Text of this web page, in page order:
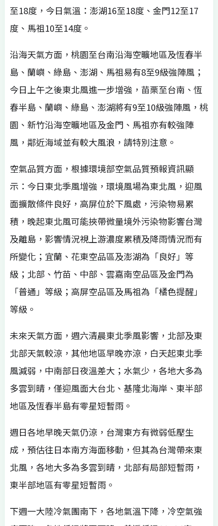
至18度，今日氣溫：澎湖16至18度、金門12至17
度、馬祖10至14度。
沿海天氣方面，桃園至台南沿海空曠地區及恆春半
島、蘭嶼、綠島、澎湖、馬祖易有8至9級強陣風；
今日上午之後東北風進一步增強，苗栗至台南、恆
春半島、蘭嶼、綠島、澎湖將有9至10級強陣風，桃
園、新竹沿海空曠地區及金門、馬祖亦有較強陣
風，鄰近海域並有較大風浪，請特別注意。
空氣品質方面，根據環境部空氣品質預報資訊顯
示：今日東北季風增強，環境風場為東北風，迎風
面擴散條件良好，高屏位於下風處，污染物易累
積，晚起東北風可能挾帶微量境外污染物影響台灣
及離島，影響情況視上游濃度累積及降雨情況而有
所變化；宜蘭、花東空品區及澎湖為「良好」等
級；北部、竹苗、中部、雲嘉南空品區及金門為
「普通」等級；高屏空品區及馬祖為「橘色提醒」
等級。
未來天氣方面，週六清晨東北季風影響，北部及東
北部天氣較涼，其他地區早晚亦涼，白天起東北季
風減弱，中南部日夜溫差大；水氣少，各地大多為
多雲到晴，僅迎風面大台北、基隆北海岸、東半部
地區及恆春半島有零星短暫雨。
週日各地早晚天氣仍涼，台灣東方有微弱低壓生
成，預估往日本南方海面移動，但其為台灣帶來東
北風，各地大多為多雲到晴，北部有局部短暫雨，
東半部地區有零星短暫雨。
下週一大陸冷氣團南下，各地氣溫下降，冷空氣強